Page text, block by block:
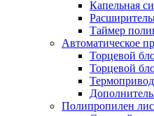
Капельная
Таймер
Автоматическое
Торцевой
Торцевой
Полипропилен